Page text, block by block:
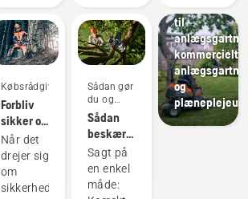
det mest
alsidige
redskab.
brugervejledning
til
buskrydderen
finder du
en liste
med tips
til,
Købsrådgivning
Forbliv
sikker og
varm -
kædesavstilbehør,
du har
brug for
Når det
drejer sig
om
sikkerhedstøj
kædesave.
Men hvis
du følger
grundlæggende
anbefalinger,
vil du
kunne
slippe af
med
eventuelle
Sådan gør
du og
vejledninger
Sådan
beskæres
et træ
Sagt på
en enkel
måde:
regelmæssigt
for sved
og olie -
stoffer,
der kan
trænge
ind i
til
kommercielt
og